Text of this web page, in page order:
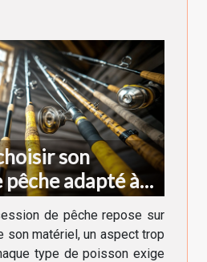
son
adapté à
de poisson
de pêche repose sur
son matériel, un aspect trop
type de poisson exige